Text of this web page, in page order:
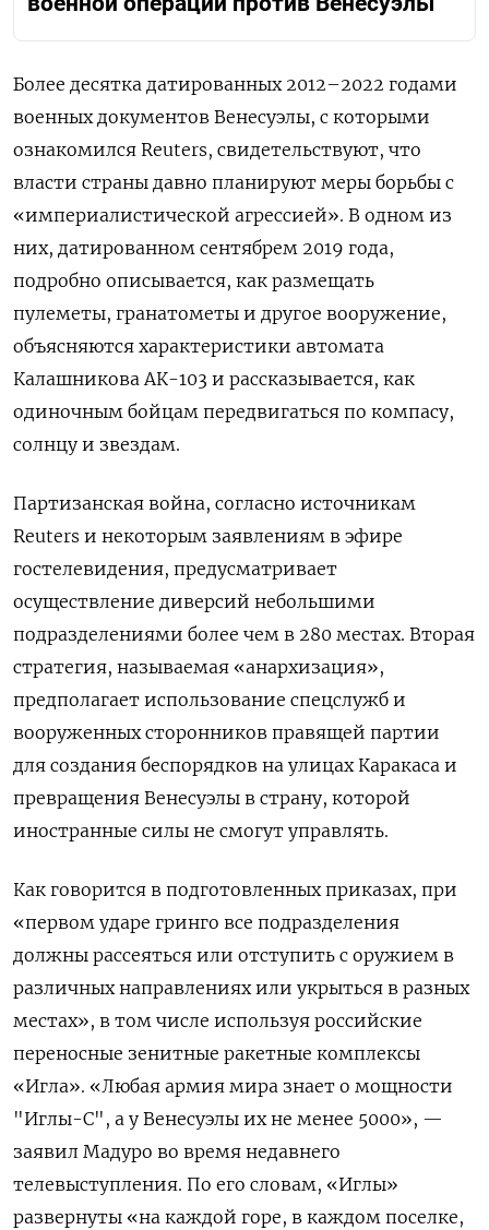
Более десятка датированных 2012–2022 годами
военных документов Венесуэлы, с которыми
ознакомился Reuters, свидетельствуют, что
власти страны давно планируют меры борьбы с
«империалистической агрессией». В одном из
них, датированном сентябрем 2019 года,
подробно описывается, как размещать
пулеметы, гранатометы и другое вооружение,
объясняются характеристики автомата
Калашникова АК-103 и рассказывается, как
одиночным бойцам передвигаться по компасу,
солнцу и звездам.
Партизанская война, согласно источникам
Reuters и некоторым заявлениям в эфире
гостелевидения, предусматривает
осуществление диверсий небольшими
подразделениями более чем в 280 местах. Вторая
стратегия, называемая «анархизация»,
предполагает использование спецслужб и
вооруженных сторонников правящей партии
для создания беспорядков на улицах Каракаса и
превращения Венесуэлы в страну, которой
иностранные силы не смогут управлять.
Как говорится в подготовленных приказах, при
«первом ударе гринго все подразделения
должны рассеяться или отступить с оружием в
различных направлениях или укрыться в разных
местах», в том числе используя российские
переносные зенитные ракетные комплексы
«Игла». «Любая армия мира знает о мощности
"Иглы-С", а у Венесуэлы их не менее 5000», —
заявил Мадуро во время недавнего
телевыступления. По его словам, «Иглы»
развернуты «на каждой горе, в каждом поселке,